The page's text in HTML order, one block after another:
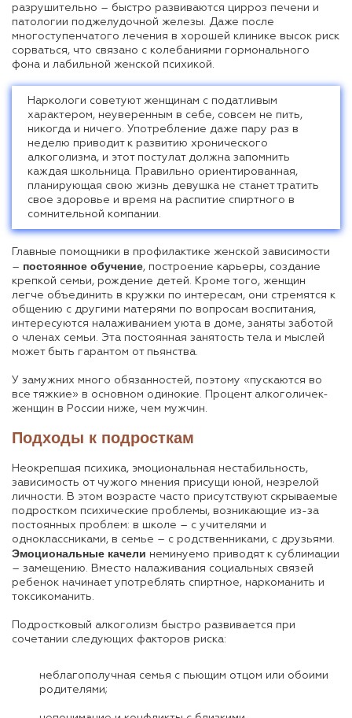
разрушительно – быстро развиваются цирроз печени и
патологии поджелудочной железы. Даже после
многоступенчатого лечения в хорошей клинике высок риск
сорваться, что связано с колебаниями гормонального
фона и лабильной женской психикой.
Наркологи советуют женщинам с податливым
характером, неуверенным в себе, совсем не пить,
никогда и ничего. Употребление даже пару раз в
неделю приводит к развитию хронического
алкоголизма, и этот постулат должна запомнить
каждая школьница. Правильно ориентированная,
планирующая свою жизнь девушка не станет тратить
свое здоровье и время на распитие спиртного в
сомнительной компании.
Главные помощники в профилактике женской зависимости
– постоянное обучение, построение карьеры, создание
крепкой семьи, рождение детей. Кроме того, женщин
легче объединить в кружки по интересам, они стремятся к
общению с другими матерями по вопросам воспитания,
интересуются налаживанием уюта в доме, заняты заботой
о членах семьи. Эта постоянная занятость тела и мыслей
может быть гарантом от пьянства.
У замужних много обязанностей, поэтому «пускаются во
все тяжкие» в основном одинокие. Процент алкоголичек-
женщин в России ниже, чем мужчин.
Подходы к подросткам
Неокрепшая психика, эмоциональная нестабильность,
зависимость от чужого мнения присущи юной, незрелой
личности. В этом возрасте часто присутствуют скрываемые
подростком психические проблемы, возникающие из-за
постоянных проблем: в школе – с учителями и
одноклассниками, в семье – с родственниками, с друзьями.
Эмоциональные качели неминуемо приводят к сублимации
– замещению. Вместо налаживания социальных связей
ребенок начинает употреблять спиртное, наркоманить и
токсикоманить.
Подростковый алкоголизм быстро развивается при
сочетании следующих факторов риска:
неблагополучная семья с пьющим отцом или обоими
родителями;